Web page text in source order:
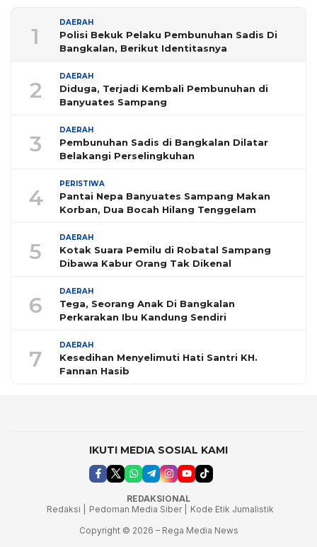
1
DAERAH
Polisi Bekuk Pelaku Pembunuhan Sadis Di
Bangkalan, Berikut Identitasnya
2
DAERAH
Diduga, Terjadi Kembali Pembunuhan di
Banyuates Sampang
3
DAERAH
Pembunuhan Sadis di Bangkalan Dilatar
Belakangi Perselingkuhan
4
PERISTIWA
Pantai Nepa Banyuates Sampang Makan
Korban, Dua Bocah Hilang Tenggelam
5
DAERAH
Kotak Suara Pemilu di Robatal Sampang
Dibawa Kabur Orang Tak Dikenal
6
DAERAH
Tega, Seorang Anak Di Bangkalan
Perkarakan Ibu Kandung Sendiri
7
DAERAH
Kesedihan Menyelimuti Hati Santri KH.
Fannan Hasib
IKUTI MEDIA SOSIAL KAMI
REDAKSIONAL
Redaksi |
Pedoman Media Siber |
Kode Etik Jurnalistik
Copyright © 2026 – Rega Media News